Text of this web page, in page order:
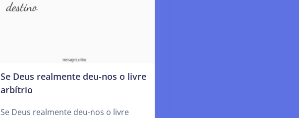
Se Deus realmente deu-nos o livre
arbítrio
Se Deus realmente deu-nos o livre